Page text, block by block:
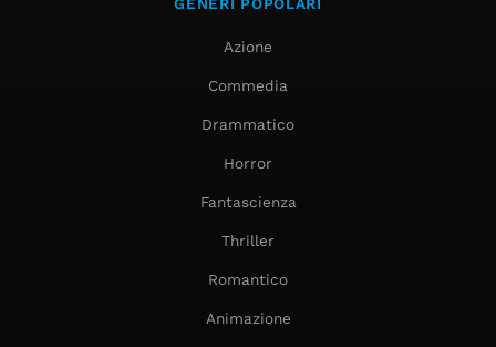
GENERI POPOLARI
Azione
Commedia
Drammatico
Horror
Fantascienza
Thriller
Romantico
Animazione